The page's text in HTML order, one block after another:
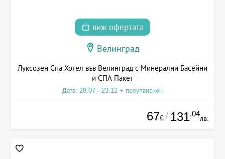
виж офертата
Велинград
Луксозен Спа Хотел във Велинград с Минерални Басейни
и СПА Пакет
Дата: 28.07 - 23.12 + полупансион
67€ / 131.04
лв.